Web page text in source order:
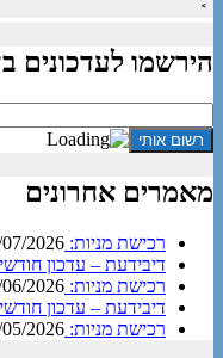
הירשמו לעדכונים
מאמרים אחרונים
רכישת מניות: ROP 2026
דיבידעת – עדכון חודשי –
רכישת מניות: ROP 2026
דיבידעת – עדכון חודשי –
רכישת מניות: BRO 2026